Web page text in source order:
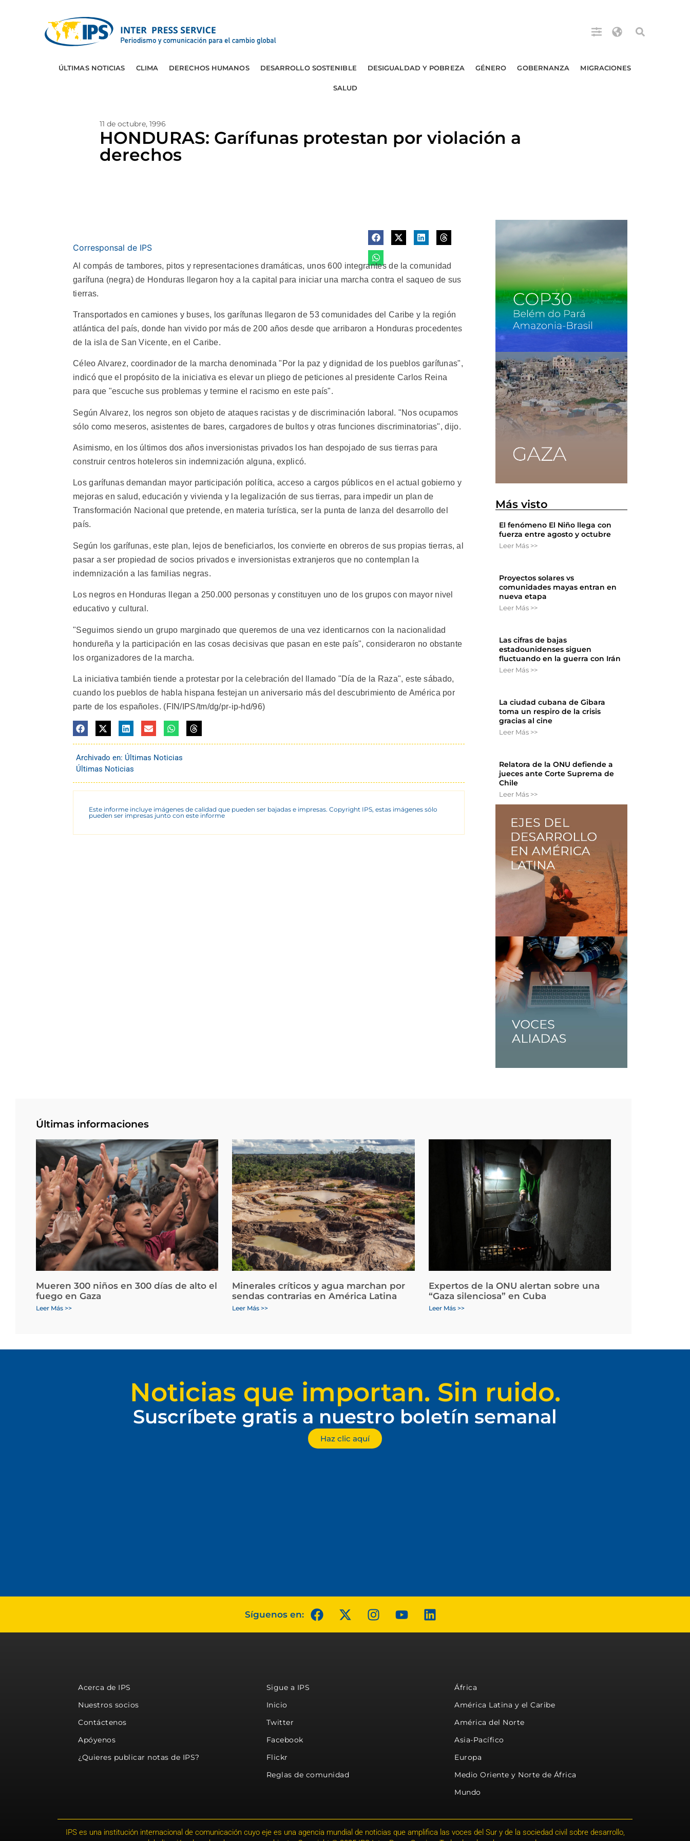
ÚLTIMAS NOTICIAS CLIMA DERECHOS HUMANOS DESARROLLO SOSTENIBLE DESIGUALDAD Y POBREZA GÉNERO GOBERNANZA MIGRACIONES
SALUD
11 de octubre, 1996
HONDURAS: Garífunas protestan por violación a
derechos
Corresponsal de IPS
Al compás de tambores, pitos y representaciones dramáticas, unos 600 integrantes de la comunidad
garífuna (negra) de Honduras llegaron hoy a la capital para iniciar una marcha contra el saqueo de sus
tierras.
Transportados en camiones y buses, los garífunas llegaron de 53 comunidades del Caribe y la región
atlántica del país, donde han vivido por más de 200 años desde que arribaron a Honduras procedentes
de la isla de San Vicente, en el Caribe.
Céleo Alvarez, coordinador de la marcha denominada "Por la paz y dignidad de los pueblos garífunas",
indicó que el propósito de la iniciativa es elevar un pliego de peticiones al presidente Carlos Reina
para que "escuche sus problemas y termine el racismo en este país".
Según Alvarez, los negros son objeto de ataques racistas y de discriminación laboral. "Nos ocupamos
sólo como meseros, asistentes de bares, cargadores de bultos y otras funciones discriminatorias", dijo.
Asimismo, en los últimos dos años inversionistas privados los han despojado de sus tierras para
construir centros hoteleros sin indemnización alguna, explicó.
Los garífunas demandan mayor participación política, acceso a cargos públicos en el actual gobierno y
mejoras en salud, educación y vivienda y la legalización de sus tierras, para impedir un plan de
Transformación Nacional que pretende, en materia turística, ser la punta de lanza del desarrollo del
país.
Según los garífunas, este plan, lejos de beneficiarlos, los convierte en obreros de sus propias tierras, al
pasar a ser propiedad de socios privados e inversionistas extranjeros que no contemplan la
indemnización a las familias negras.
Los negros en Honduras llegan a 250.000 personas y constituyen uno de los grupos con mayor nivel
educativo y cultural.
"Seguimos siendo un grupo marginado que queremos de una vez identicarnos con la nacionalidad
hondureña y la participación en las cosas decisivas que pasan en este país", consideraron no obstante
los organizadores de la marcha.
La iniciativa también tiende a protestar por la celebración del llamado "Día de la Raza", este sábado,
cuando los pueblos de habla hispana festejan un aniversario más del descubrimiento de América por
parte de los españoles. (FIN/IPS/tm/dg/pr-ip-hd/96)
Archivado en: Últimas Noticias
Últimas Noticias
Este informe incluye imágenes de calidad que pueden ser bajadas e impresas. Copyright IPS, estas imágenes sólo
pueden ser impresas junto con este informe
Más visto
El fenómeno El Niño llega con
fuerza entre agosto y octubre
Leer Más >>
Proyectos solares vs
comunidades mayas entran en
nueva etapa
Leer Más >>
Las cifras de bajas
estadounidenses siguen
fluctuando en la guerra con Irán
Leer Más >>
La ciudad cubana de Gibara
toma un respiro de la crisis
gracias al cine
Leer Más >>
Relatora de la ONU defiende a
jueces ante Corte Suprema de
Chile
Leer Más >>
Últimas informaciones
Mueren 300 niños en 300 días de alto el
fuego en Gaza
Leer Más >>
Minerales críticos y agua marchan por
sendas contrarias en América Latina
Leer Más >>
Expertos de la ONU alertan sobre una
“Gaza silenciosa” en Cuba
Leer Más >>
Noticias que importan. Sin ruido.
Suscríbete gratis a nuestro boletín semanal
Haz clic aquí
Síguenos en:
Acerca de IPS
Nuestros socios
Contáctenos
Apóyenos
¿Quieres publicar notas de IPS?
Sigue a IPS
Inicio
Twitter
Facebook
Flickr
Reglas de comunidad
África
América Latina y el Caribe
América del Norte
Asia-Pacífico
Europa
Medio Oriente y Norte de África
Mundo
IPS es una institución internacional de comunicación cuyo eje es una agencia mundial de noticias que amplifica las voces del Sur y de la sociedad civil sobre desarrollo,